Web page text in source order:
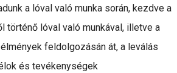
a lóval való munka során, kezdve a
történő lóval való munkával, illetve a
feldolgozásán át, a leválás
és tevékenységek